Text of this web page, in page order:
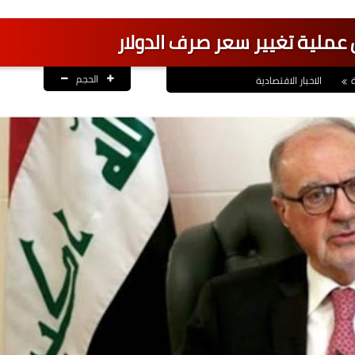
عملية تغيير سعر صرف الدولار
الاخبار الاقتصادية الحجم